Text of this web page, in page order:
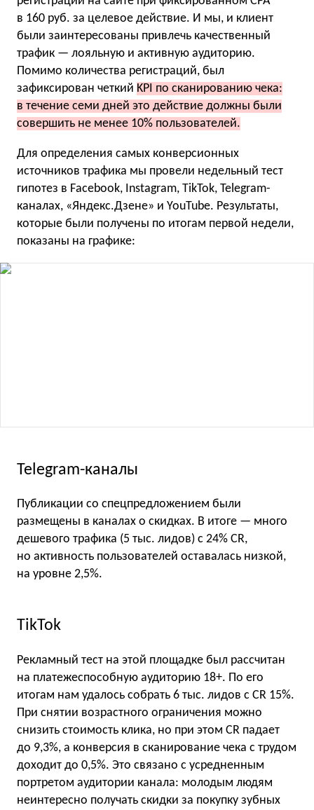
в 160 руб. за целевое действие. И мы, и клиент
были заинтересованы привлечь качественный
трафик — лояльную и активную аудиторию.
Помимо количества регистраций, был
зафиксирован четкий KPI по сканированию чека:
в течение семи дней это действие должны были
совершить не менее 10% пользователей.
Для определения самых конверсионных
источников трафика мы провели недельный тест
гипотез в Facebook, Instagram, TikTok, Telegram-
каналах, «Яндекс.Дзене» и YouTube. Результаты,
которые были получены по итогам первой недели,
показаны на графике:
Telegram-каналы
Публикации со спецпредложением были
размещены в каналах о скидках. В итоге — много
дешевого трафика (5 тыс. лидов) с 24% CR,
но активность пользователей оставалась низкой,
на уровне 2,5%.
TikTok
Рекламный тест на этой площадке был рассчитан
на платежеспособную аудиторию 18+. По его
итогам нам удалось собрать 6 тыс. лидов с CR 15%.
При снятии возрастного ограничения можно
снизить стоимость клика, но при этом CR падает
до 9,3%, а конверсия в сканирование чека с трудом
доходит до 0,5%. Это связано с усредненным
портретом аудитории канала: молодым людям
неинтересно получать скидки за покупку зубных